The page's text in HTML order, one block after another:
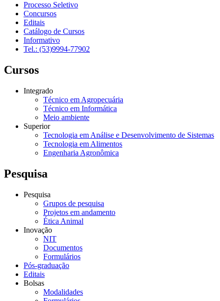
Processo Seletivo
Concursos
Editais
Catálogo de Cursos
Informativo
Tel.: (53)9994-77902
Cursos
Integrado
Técnico em Agropecuária
Técnico em Informática
Meio ambiente
Superior
Tecnologia em Análise e Desenvolvimento de Sistemas
Tecnologia em Alimentos
Engenharia Agronômica
Pesquisa
Pesquisa
Grupos de pesquisa
Projetos em andamento
Ética Animal
Inovação
NIT
Documentos
Formulários
Pós-graduação
Editais
Bolsas
Modalidades